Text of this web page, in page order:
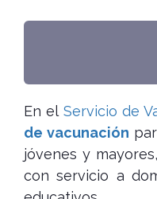
En elServicio de
de vacunación
jóvenes y
con servicio a